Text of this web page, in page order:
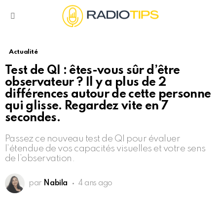
Actualité
Test de QI : êtes-vous sûr d’être
observateur ? Il y a plus de 2
différences autour de cette personne
qui glisse. Regardez vite en 7
secondes.
Passez ce nouveau test de QI pour évaluer
l’étendue de vos capacités visuelles et votre sens
de l’observation.
par Nabila 4 ans ago